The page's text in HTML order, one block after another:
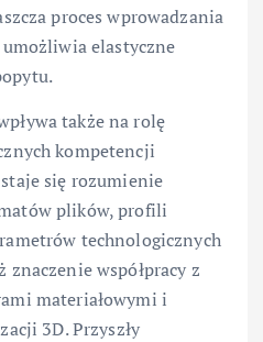
proces wprowadzania
elastyczne
także na rolę
kompetencji
się rozumienie
plików, profili
technologicznych
znaczenie współpracy z
materiałowymi i
3D. Przyszły